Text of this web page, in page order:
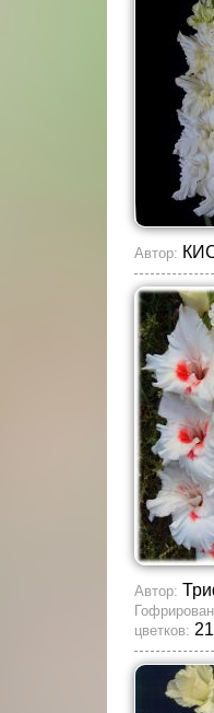
Автор:
Автор:
цветков: